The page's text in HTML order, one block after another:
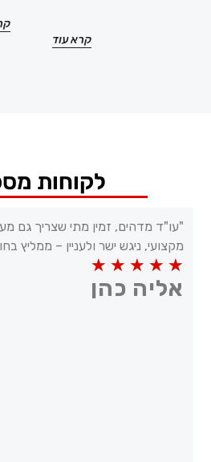
קרא עוד
לקוחות
"עו"ד מדהים, זמין מתי שצריך גם
מקצועי, ניגש ישר ולעניין – ממליץ
★
★
★
★
★
אליה כהן